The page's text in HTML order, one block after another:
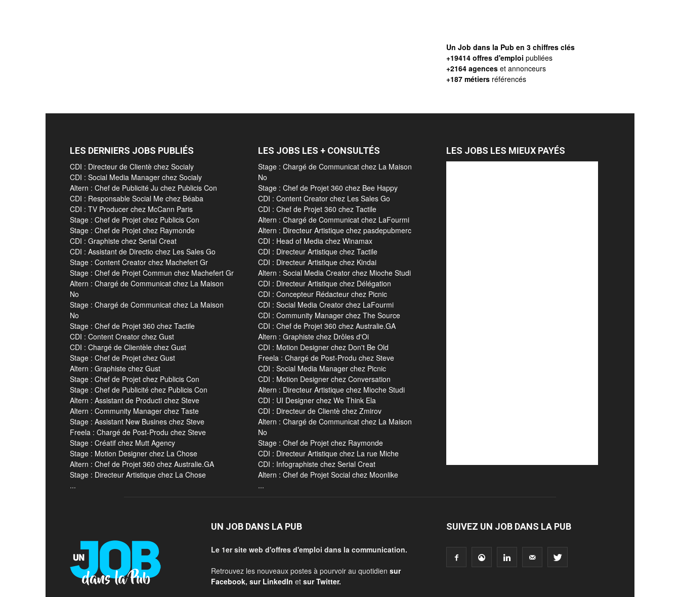
Un Job dans la Pub en 3 chiffres clés
+19414 offres d'emploi publiées
+2164 agences et annonceurs
+187 métiers référencés
LES DERNIERS JOBS PUBLIÉS
CDI : Directeur de Clientè chez Socialy
CDI : Social Media Manager chez Socialy
Altern : Chef de Publicité Ju chez Publicis Con
CDI : Responsable Social Me chez Béaba
CDI : TV Producer chez McCann Paris
Stage : Chef de Projet chez Publicis Con
Stage : Chef de Projet chez Raymonde
CDI : Graphiste chez Serial Creat
CDI : Assistant de Directio chez Les Sales Go
Stage : Content Creator chez Machefert Gr
Stage : Chef de Projet Commun chez Machefert Gr
Altern : Chargé de Communicat chez La Maison
No
Stage : Chargé de Communicat chez La Maison
No
Stage : Chef de Projet 360 chez Tactile
CDI : Content Creator chez Gust
CDI : Chargé de Clientèle chez Gust
Stage : Chef de Projet chez Gust
Altern : Graphiste chez Gust
Stage : Chef de Projet chez Publicis Con
Stage : Chef de Publicité chez Publicis Con
Altern : Assistant de Producti chez Steve
Altern : Community Manager chez Taste
Stage : Assistant New Busines chez Steve
Freela : Chargé de Post-Produ chez Steve
Stage : Créatif chez Mutt Agency
Stage : Motion Designer chez La Chose
Altern : Chef de Projet 360 chez Australie.GA
Stage : Directeur Artistique chez La Chose
...
LES JOBS LES + CONSULTÉS
Stage : Chargé de Communicat chez La Maison
No
Stage : Chef de Projet 360 chez Bee Happy
CDI : Content Creator chez Les Sales Go
CDI : Chef de Projet 360 chez Tactile
Altern : Chargé de Communicat chez LaFourmi
Altern : Directeur Artistique chez pasdepubmerc
CDI : Head of Media chez Winamax
CDI : Directeur Artistique chez Tactile
CDI : Directeur Artistique chez Kindai
Altern : Social Media Creator chez Mioche Studi
CDI : Directeur Artistique chez Délégation
CDI : Concepteur Rédacteur chez Picnic
CDI : Social Media Creator chez LaFourmi
CDI : Community Manager chez The Source
CDI : Chef de Projet 360 chez Australie.GA
Altern : Graphiste chez Drôles d'Oi
CDI : Motion Designer chez Don't Be Old
Freela : Chargé de Post-Produ chez Steve
CDI : Social Media Manager chez Picnic
CDI : Motion Designer chez Conversation
Altern : Directeur Artistique chez Mioche Studi
CDI : UI Designer chez We Think Ela
CDI : Directeur de Clientè chez Zmirov
Altern : Chargé de Communicat chez La Maison
No
Stage : Chef de Projet chez Raymonde
CDI : Directeur Artistique chez La rue Miche
CDI : Infographiste chez Serial Creat
Altern : Chef de Projet Social chez Moonlike
...
LES JOBS LES MIEUX PAYÉS
UN JOB DANS LA PUB
Le 1er site web d'offres d'emploi dans la communication.
Retrouvez les nouveaux postes à pourvoir au quotidien sur
Facebook, sur LinkedIn et sur Twitter.
SUIVEZ UN JOB DANS LA PUB